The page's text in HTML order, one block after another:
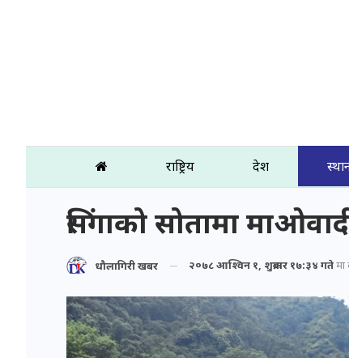
राष्ट्रिय प्रदेश
सिंगाको सोतामा
धौलागिरी खबर २०७८ आश्विन १, शुक्रबार १७:३४ गतेमा